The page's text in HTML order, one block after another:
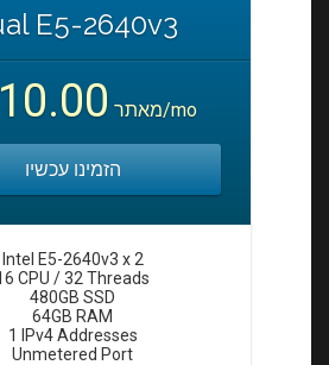
E5-2640v3
מאתר/mo
הזמינו עכשיו
Intel E5-2640v3 x 2
CPU / 32 Threads
480GB SSD
64GB RAM
1 IPv4 Addresses
Unmetered Port